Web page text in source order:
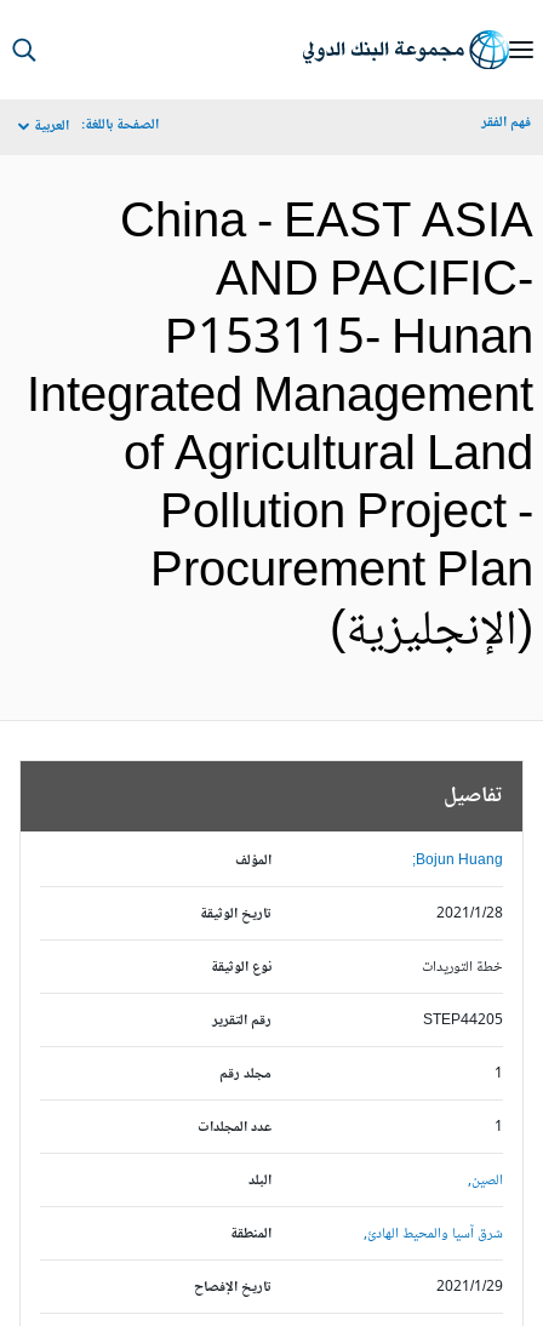
الفقر الصفحة باللغة: العربية
China - EAST
AND
P153115-
Integrated
of Agricultural
Pollution Project
Procurement
تفاصيل
المؤلف Bojun Huang;
تاريخ الوثيقة 2021/1/28
نوع الوثيقة خطة التوريدات
رقم التقرير STEP44205
مجلد رقم
عدد المجلدات
البلد الصين,
المنطقة شرق آسيا والمحيط الهادئ,
تاريخ الإفصاح 2021/1/29